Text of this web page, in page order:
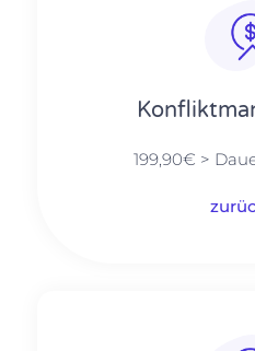
199,90€ >